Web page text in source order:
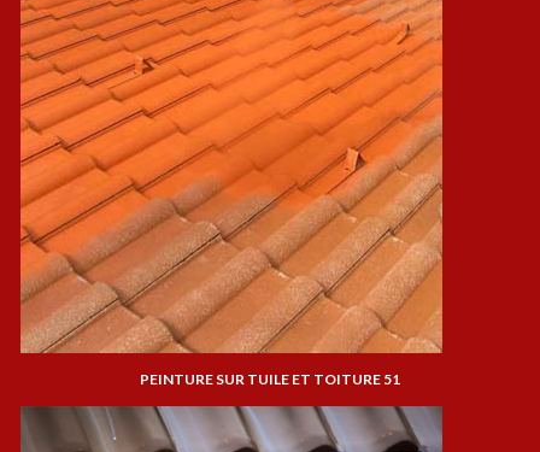
PEINTURE SUR TUILE ET TOITURE 51